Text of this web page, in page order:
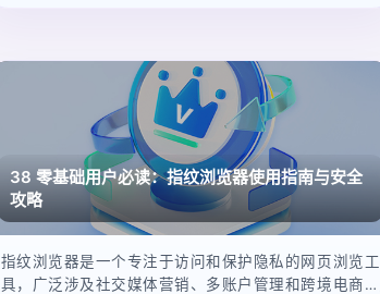
38 零基础用户必读：指纹浏览器使用指南与安全
攻略
指纹浏览器是一个专注于访问和保护隐私的网页浏览工
具，广泛涉及社交媒体营销、多账户管理和跨境电商领